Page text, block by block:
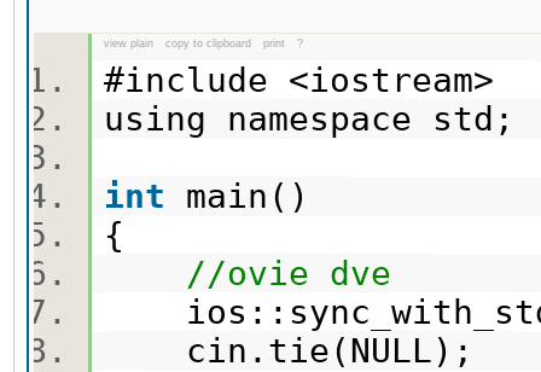
view plain copy to clipboard print ?
#include <iostream>
using namespace
int main()
{
//ovie dve
cin.tie(NULL);